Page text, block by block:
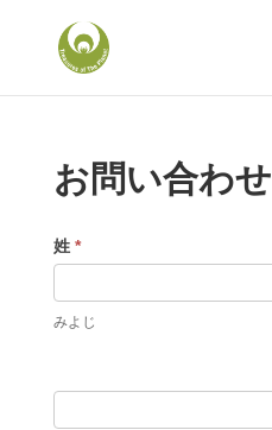
お問い合わせ
Contact
Us
ja
姓 *
みよじ